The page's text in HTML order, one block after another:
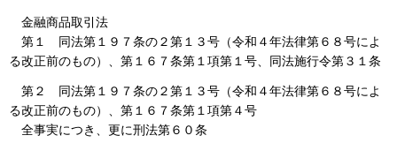
金融商品取引法
第１ 同法第１９７条の２第１３号（令和４年法律第６８号によ
る改正前のもの）、第１６７条第１項第１号、同法施行令第３１条
第２ 同法第１９７条の２第１３号（令和４年法律第６８号によ
る改正前のもの）、第１６７条第１項第４号
全事実につき、更に刑法第６０条